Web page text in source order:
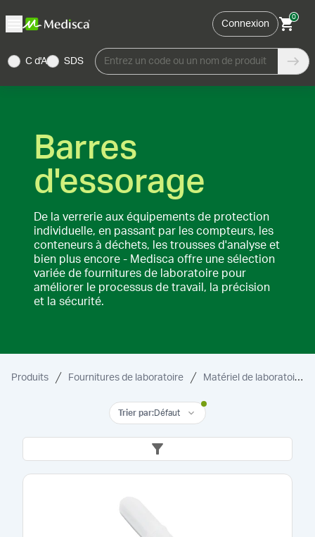
Connexion
0
C d'A SDS Entrez un code ou un nom de produit
Barres
d'essorage
De la verrerie aux équipements de protection
individuelle, en passant par les compteurs, les
conteneurs à déchets, les trousses d'analyse et
bien plus encore - Medisca offre une sélection
variée de fournitures de laboratoire pour
améliorer le processus de travail, la précision
et la sécurité.
Produits Fournitures de laboratoire Matériel de laboratoire et accessoires
Trier par:Défaut